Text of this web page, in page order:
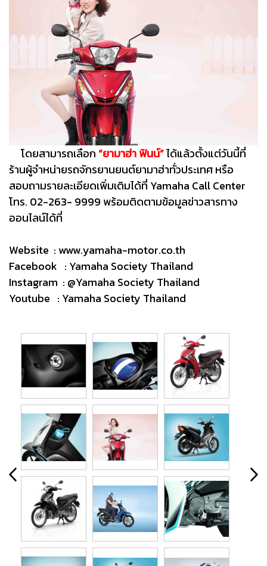
โดยสามารถเลือก“ยามาฮ่า ฟินน์”ได้แล้วตั้งแต่วันนี้ที่
ร้านผู้จำหน่ายรถจักรยานยนต์ยามาฮ่าทั่วประเทศ หรือ
สอบถามรายละเอียดเพิ่มเติมได้ที่ Yamaha Call Center
โทร. 02-263- 9999 พร้อมติดตามข้อมูลข่าวสารทาง
ออนไลน์ได้ที่
Website : www.yamaha-motor.co.th
Facebook : Yamaha Society Thailand
Instagram : @Yamaha Society Thailand
Youtube : Yamaha Society Thailand